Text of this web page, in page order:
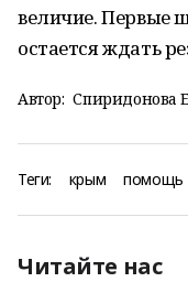
величие. Первые
остается ждать
Автор: Спиридонова
Теги: крым помощь
Читайте нас